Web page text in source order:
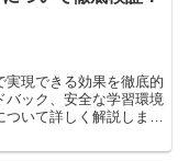
現できる効果を徹底的
バック、安全な学習環境
いて詳しく解説しま